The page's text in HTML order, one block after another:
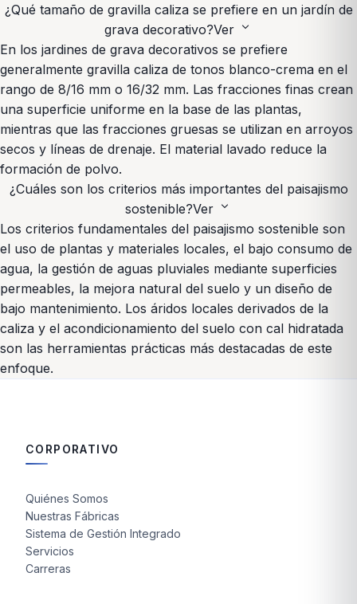
¿Qué tamaño de gravilla caliza se prefiere en un jardín de
grava decorativo?Ver expand_more
En los jardines de grava decorativos se prefiere
generalmente gravilla caliza de tonos blanco-crema en el
rango de 8/16 mm o 16/32 mm. Las fracciones finas crean
una superficie uniforme en la base de las plantas,
mientras que las fracciones gruesas se utilizan en arroyos
secos y líneas de drenaje. El material lavado reduce la
formación de polvo.
¿Cuáles son los criterios más importantes del paisajismo
sostenible?Ver expand_more
Los criterios fundamentales del paisajismo sostenible son
el uso de plantas y materiales locales, el bajo consumo de
agua, la gestión de aguas pluviales mediante superficies
permeables, la mejora natural del suelo y un diseño de
bajo mantenimiento. Los áridos locales derivados de la
caliza y el acondicionamiento del suelo con cal hidratada
son las herramientas prácticas más destacadas de este
enfoque.
CORPORATIVO
Quiénes Somos
Nuestras Fábricas
Sistema de Gestión Integrado
Servicios
Carreras